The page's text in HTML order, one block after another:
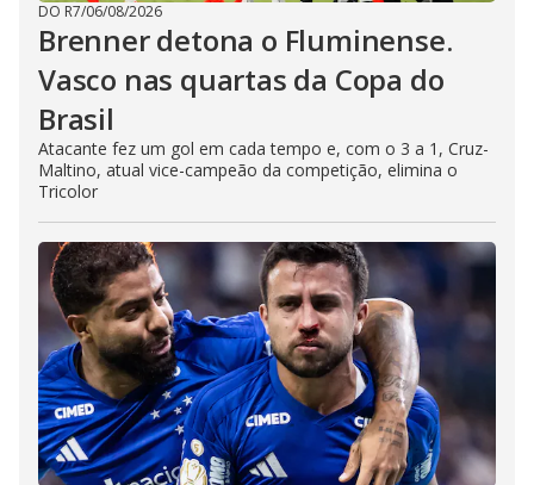
DO R7/06/08/2026
Brenner detona o Fluminense.
Vasco nas quartas da Copa do
Brasil
Atacante fez um gol em cada tempo e, com o 3 a 1, Cruz-
Maltino, atual vice-campeão da competição, elimina o
Tricolor